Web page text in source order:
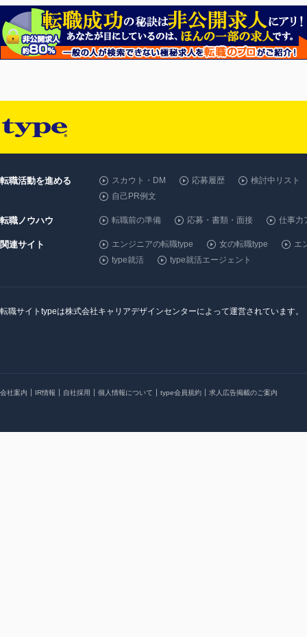
転職活動を進める スカウト・DM 応募履歴
検討中リスト
自己PR例文
転職ノウハウ 転職前の準備 応募・書類・面接 仕事力
関連サイト エンジニアの転職type 女の転職type
エ
type就活
type就活エージェント
転職サイトtypeは株式会社キャリアデザインセンターによって運営されています。
会社案内 IR情報 自社採用 個人情報について type会員規約 求人広告掲載のご案内